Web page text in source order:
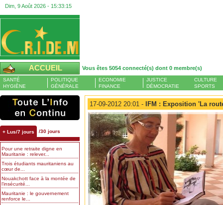
Dim, 9 Août 2026 - 15:33:16
ACCUEIL Vous êtes 5054 connecté(s) dont 0 membre(s)
SANTÉ
HYGIÈNE
POLITIQUE
GÉNÉRALE
ECONOMIE
FINANCE
JUSTICE
DÉMOCRATIE
CULTURE
SPORTS
+ Lus/7 jours /30 jours
Pour une retraite digne en
Mauritanie : relever...
Trois étudiants mauritaniens au
cœur de...
Nouakchott face à la montée de
l’insécurité...
Mauritanie : le gouvernement
renforce le...
17-09-2012 20:01 - IFM : Exposition 'La